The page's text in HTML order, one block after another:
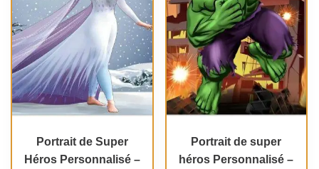
Portrait de Super
Héros Personnalisé –
Portrait de super
héros Personnalisé –